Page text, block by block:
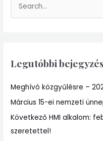
c
f
o
r
:
Legutóbbi
Meghívó közgyűlésre –
Március 15-ei nemzeti
Következő HMI alkalom:
szeretettel!